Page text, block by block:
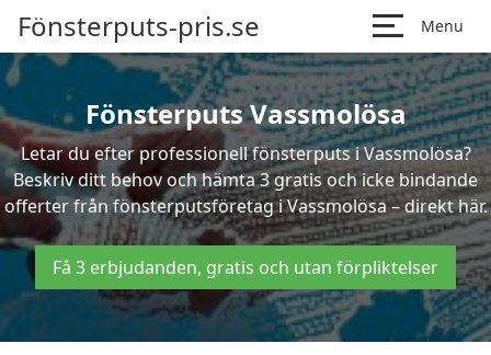
Fönsterputs-pris.se Menu
Fönsterputs Vassmolösa
Letar du efter professionell fönsterputs i Vassmolösa?
Beskriv ditt behov och hämta 3 gratis och icke bindande
offerter från fönsterputsföretag i Vassmolösa – direkt här.
Få 3 erbjudanden, gratis och utan förpliktelser